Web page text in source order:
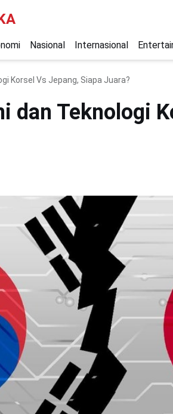
Nasional Internasional
Korsel Vs Jepang, Siapa Juara?
dan Teknologi